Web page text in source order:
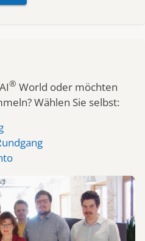
® World oder möchten
Wählen Sie selbst: